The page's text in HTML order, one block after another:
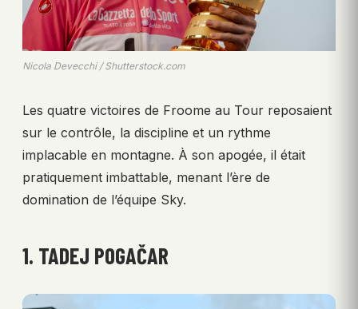
Nicola Devecchi / Shutterstock.com
Les quatre victoires de Froome au Tour reposaient
sur le contrôle, la discipline et un rythme
implacable en montagne. À son apogée, il était
pratiquement imbattable, menant l’ère de
domination de l’équipe Sky.
1. TADEJ POGAČAR